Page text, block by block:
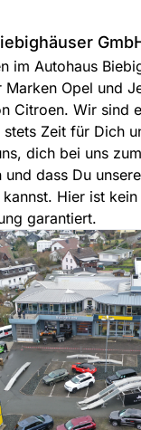
im Autohaus
Opel und
Citroen. Wir sind
Zeit für Dich
dich bei uns
dass Du
Hier ist
garantiert.